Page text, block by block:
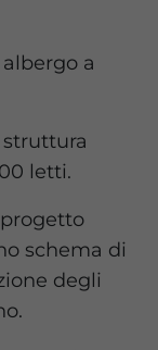
a
letti.
schema di
degli